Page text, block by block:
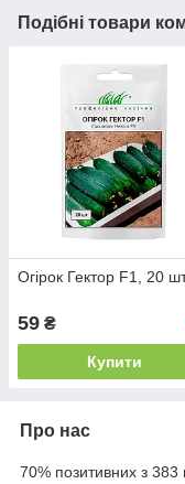
Подібні товари
Огірок Гектор F1, 20
59 ₴
Купити
Про нас
70% позитивних з 383